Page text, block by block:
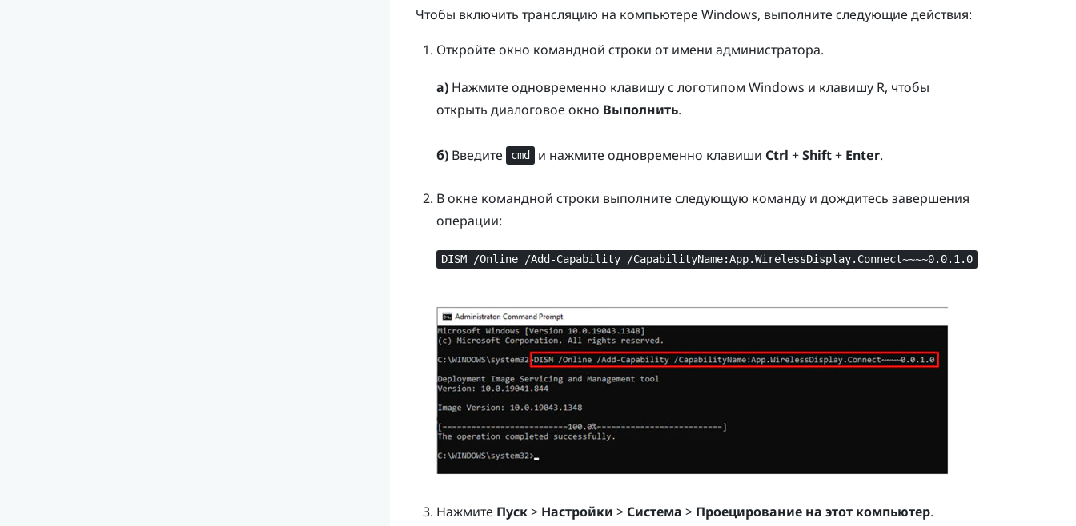
Чтобы включить трансляцию на компьютере Windows, выполните следующие действия:
Откройте окно командной строки от имени администратора.
а)Нажмите одновременно клавишус логотипом Windows и клавишу R, чтобы
открыть диалоговое окно Выполнить.
б)Введите cmd и нажмите одновременно клавиши Ctrl +Shift+ Enter.
В окне командной строки выполните следующую команду и дождитесь завершения
операции:
DISM /Online /Add-Capability /CapabilityName:App.WirelessDisplay.Connect~~~~0.0.1.0
Нажмите Пуск> Настройки >Система > Проецирование на этот компьютер.